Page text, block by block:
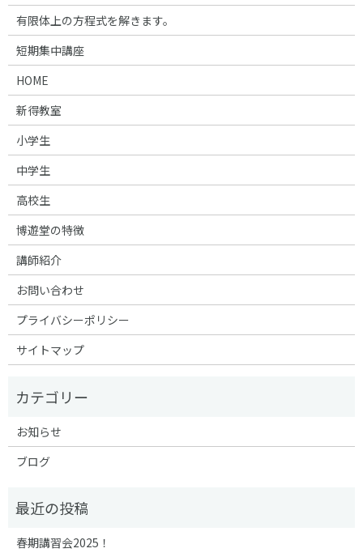
有限体上の方程式を解きます。
短期集中講座
HOME
新得教室
小学生
中学生
高校生
博遊堂の特徴
講師紹介
お問い合わせ
プライバシーポリシー
サイトマップ
お知らせ
ブログ
春期講習会2025！